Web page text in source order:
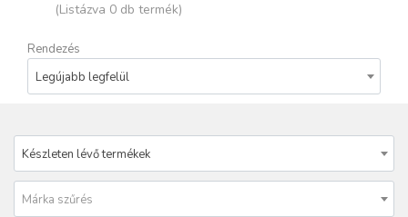
(Listázva 0 db termék)
Rendezés
Legújabb legfelül
Készleten lévő termékek
Márka szűrés